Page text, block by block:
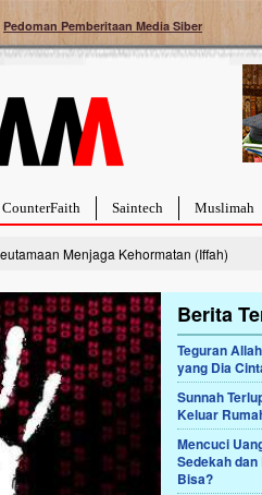
Pedoman Pemberitaan Media Siber
CounterFaith Saintech Muslimah
Menjaga Kehormatan (Iffah)
Berita
Teguran
yang Dia
Sunnah
Keluar
Mencuci
Sedekah
Bisa?
Hebat Sembuh Dari
dipenuhi dengan
berat. Meskipun baru
bayi yang imut ini harus
dahsyat, yaitu tumor